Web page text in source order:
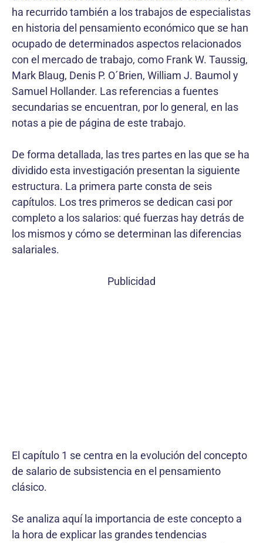
ha recurrido también a los trabajos de especialistas
en historia del pensamiento económico que se han
ocupado de determinados aspectos relacionados
con el mercado de trabajo, como Frank W. Taussig,
Mark Blaug, Denis P. O´Brien, William J. Baumol y
Samuel Hollander. Las referencias a fuentes
secundarias se encuentran, por lo general, en las
notas a pie de página de este trabajo.
De forma detallada, las tres partes en las que se ha
dividido esta investigación presentan la siguiente
estructura. La primera parte consta de seis
capítulos. Los tres primeros se dedican casi por
completo a los salarios: qué fuerzas hay detrás de
los mismos y cómo se determinan las diferencias
salariales.
Publicidad
El capítulo 1 se centra en la evolución del concepto
de salario de subsistencia en el pensamiento
clásico.
Se analiza aquí la importancia de este concepto a
la hora de explicar las grandes tendencias